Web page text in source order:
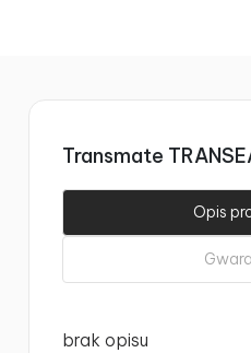
Transmate
Opis
brak opisu